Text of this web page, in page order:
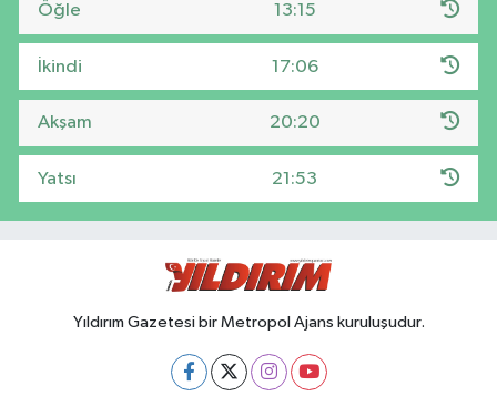
Öğle 13:15
İkindi 17:06
Akşam 20:20
Yatsı 21:53
Yıldırım Gazetesi bir Metropol Ajans kuruluşudur.